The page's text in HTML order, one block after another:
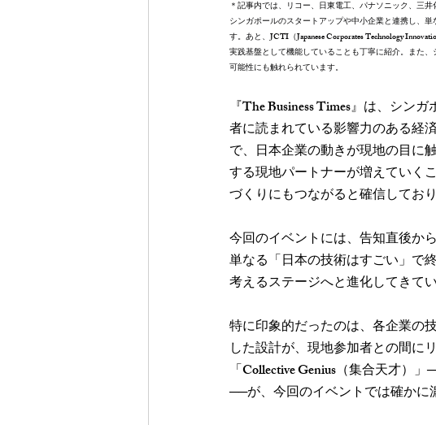
＊記事内では、リコー、日東電工、パナソニック、三
シンガポールのスタートアップや中小企業と連携し、
す。あと、JCTI（Japanese Corporates Technology
実践基盤として機能していることも丁寧に紹介。また
可能性にも触れられています。
『The Business Times』は、シ
者に読まれている影響力のある経
で、日本企業の動きが現地の目に
する現地パートナーが増えていく
づくりにもつながると確信してお
今回のイベントには、告知直後か
単なる「日本の技術はすごい」で
考えるステージへと進化してきて
特に印象的だったのは、各企業の
した設計が、現地参加者との間に
「Collective Genius（集合天才）
──が、今回のイベントでは確かに